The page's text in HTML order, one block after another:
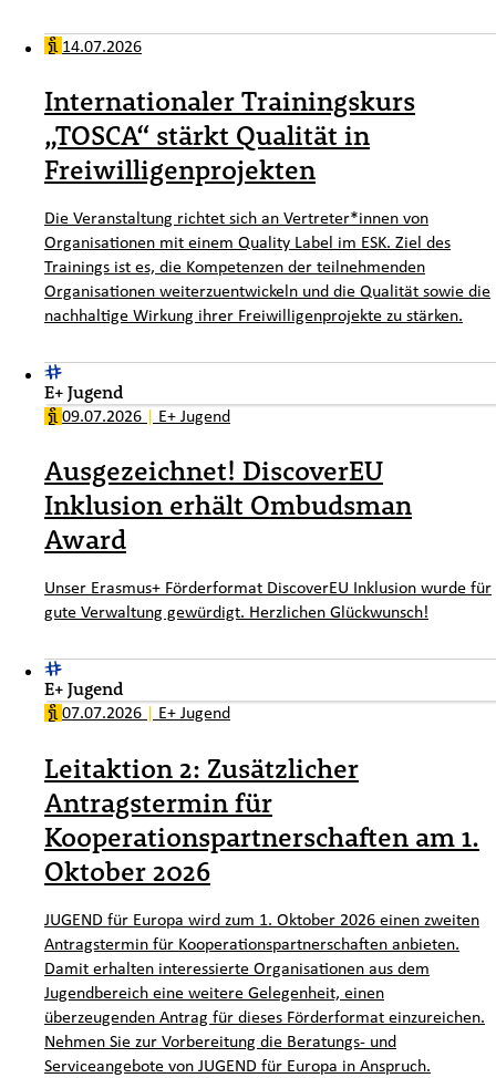
14.07.2026
Internationaler Trainingskurs
„TOSCA“ stärkt Qualität in
Freiwilligenprojekten
Die Veranstaltung richtet sich an Vertreter*innen von
Organisationen mit einem Quality Label im ESK. Ziel des
Trainings ist es, die Kompetenzen der teilnehmenden
Organisationen weiterzuentwickeln und die Qualität sowie die
nachhaltige Wirkung ihrer Freiwilligenprojekte zu stärken.
E+ Jugend
09.07.2026 | E+ Jugend
Ausgezeichnet! DiscoverEU
Inklusion erhält Ombudsman
Award
Unser Erasmus+ Förderformat DiscoverEU Inklusion wurde für
gute Verwaltung gewürdigt. Herzlichen Glückwunsch!
E+ Jugend
07.07.2026 | E+ Jugend
Leitaktion 2: Zusätzlicher
Antragstermin für
Kooperationspartnerschaften am 1.
Oktober 2026
JUGEND für Europa wird zum 1. Oktober 2026 einen zweiten
Antragstermin für Kooperationspartnerschaften anbieten.
Damit erhalten interessierte Organisationen aus dem
Jugendbereich eine weitere Gelegenheit, einen
überzeugenden Antrag für dieses Förderformat einzureichen.
Nehmen Sie zur Vorbereitung die Beratungs- und
Serviceangebote von JUGEND für Europa in Anspruch.